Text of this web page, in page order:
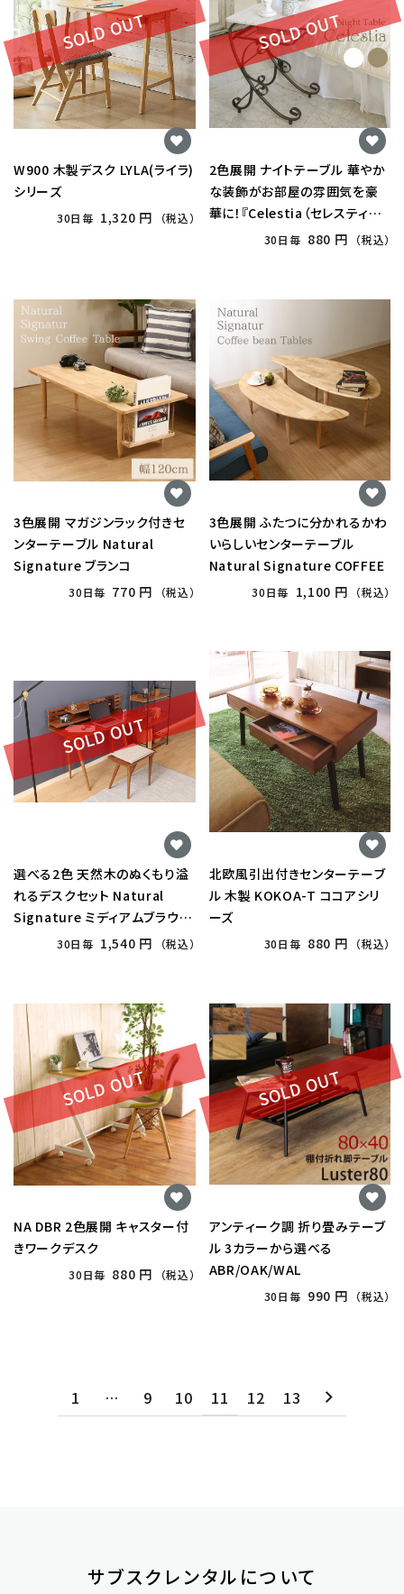
SOLD OUT
W900 木製デスク LYLA(ライラ)
シリーズ
30日毎 1,320 円 （税込）
SOLD OUT
2色展開 ナイトテーブル 華やか
な装飾がお部屋の雰囲気を豪
華に！『Celestia（セレスティ
ア）』シリーズ NT-350
30日毎 880 円 （税込）
3色展開 マガジンラック付きセ
ンターテーブル Natural
Signature ブランコ
30日毎 770 円 （税込）
3色展開 ふたつに分かれるかわ
いらしいセンターテーブル
Natural Signature COFFEE
30日毎 1,100 円 （税込）
SOLD OUT
選べる2色 天然木のぬくもり溢
れるデスクセット Natural
Signature ミディアムブラウン
orホワイトウォッシュ
30日毎 1,540 円 （税込）
北欧風引出付きセンターテーブ
ル 木製 KOKOA-T ココアシリ
ーズ
30日毎 880 円 （税込）
SOLD OUT
NA DBR 2色展開 キャスター付
きワークデスク
30日毎 880 円 （税込）
SOLD OUT
アンティーク調 折り畳みテーブ
ル 3カラーから選べる
ABR/OAK/WAL
30日毎 990 円 （税込）
1 … 9 10 11 12 13
サブスクレンタルについて